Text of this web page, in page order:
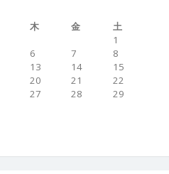
木 金
土
1
6 7
8
13 14
15
20 21
22
27 28
29